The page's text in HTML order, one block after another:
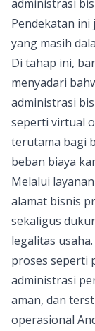
administrasi
Pendekatan
yang masih
Di tahap ini,
menyadari
administrasi
seperti virtual
terutama bagi
beban biaya
Melalui
alamat bisnis
sekaligus
legalitas
proses seperti
administrasi
aman, dan
operasional